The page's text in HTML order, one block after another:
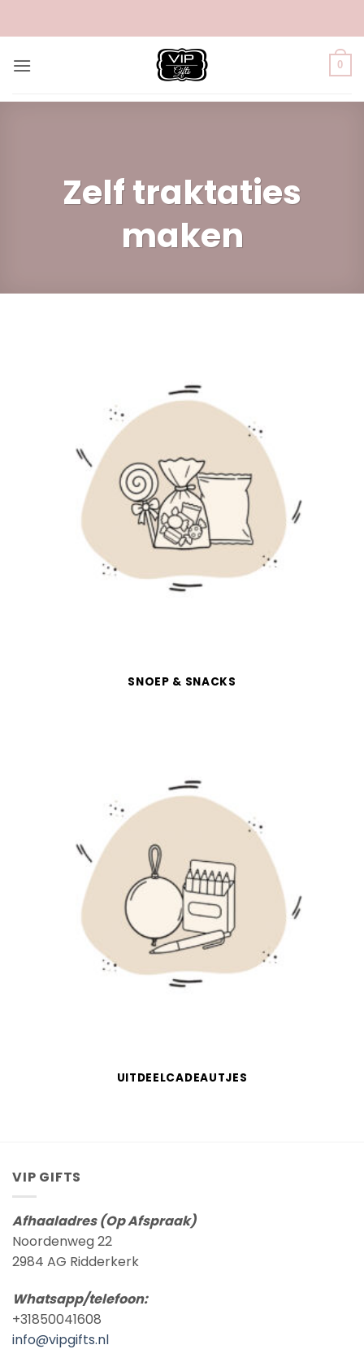
0
Zelf traktaties
maken
SNOEP & SNACKS
UITDEELCADEAUTJES
VIP GIFTS
Afhaaladres (Op Afspraak)
Noordenweg 22
2984 AG Ridderkerk
Whatsapp/telefoon:
+31850041608
info@vipgifts.nl